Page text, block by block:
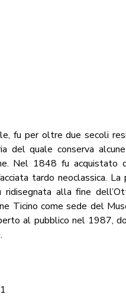
fu per oltre due secoli
del quale conserva
Nel 1848 fu acquistato
tardo neoclassica. La
ridisegnata alla fine
Ticino come sede del
al pubblico nel 1987,